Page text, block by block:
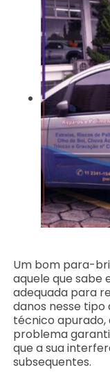
Um bom para-
aquele que sabe
adequada para
danos nesse
técnico apurado,
problema
que a sua
subsequentes.